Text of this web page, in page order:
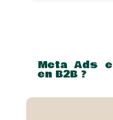
Meta Ads
en B2B ?